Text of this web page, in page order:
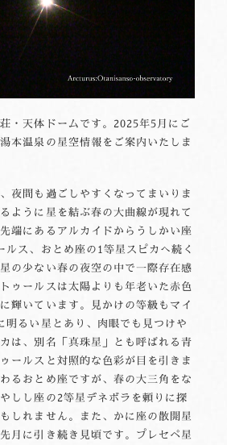
・天体ドームです。2025年5月にご
本温泉の星空情報をご案内いたしま
夜間も過ごしやすくなってまいりま
ように星を結ぶ春の大曲線が現れて
端にあるアルカイドからうしかい座
ルス、おとめ座の1等星スピカへ続く
の少ない春の夜空の中で一際存在感
ゥールスは太陽よりも年老いた赤色
輝いています。見かけの等級もマイ
明るい星とあり、肉眼でも見つけや
は、別名「真珠星」とも呼ばれる青
ールスと対照的な色彩が目を引きま
るおとめ座ですが、春の大三角をな
しし座の2等星デネボラを頼りに探
しれません。また、かに座の散開星
月に引き続き見頃です。プレセペ星